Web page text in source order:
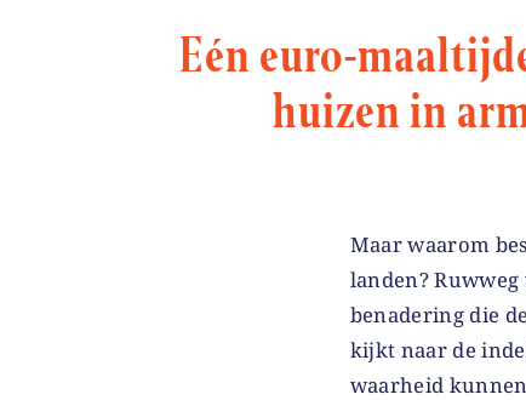
Eén euro-
huizen in
Maar waarom
landen?
benadering die
kijkt naar de
waarheid